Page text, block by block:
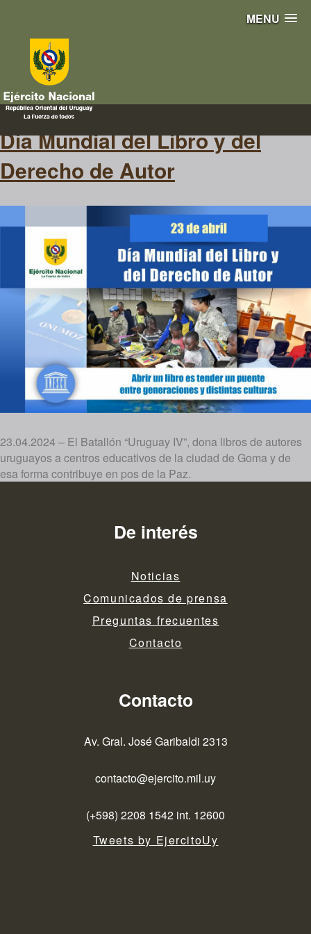
MENU
lectura
Día Mundial del Libro y del
Derecho de Autor
23.04.2024 – El Batallón “Uruguay IV”, dona libros de autores
uruguayos a centros educativos de la ciudad de Goma y de
esa forma contribuye en pos de la Paz.
De interés
Noticias
Comunicados de prensa
Preguntas frecuentes
Contacto
Contacto
Av. Gral. José Garibaldi 2313
contacto@ejercito.mil.uy
(+598) 2208 1542 int. 12600
Tweets by EjercitoUy